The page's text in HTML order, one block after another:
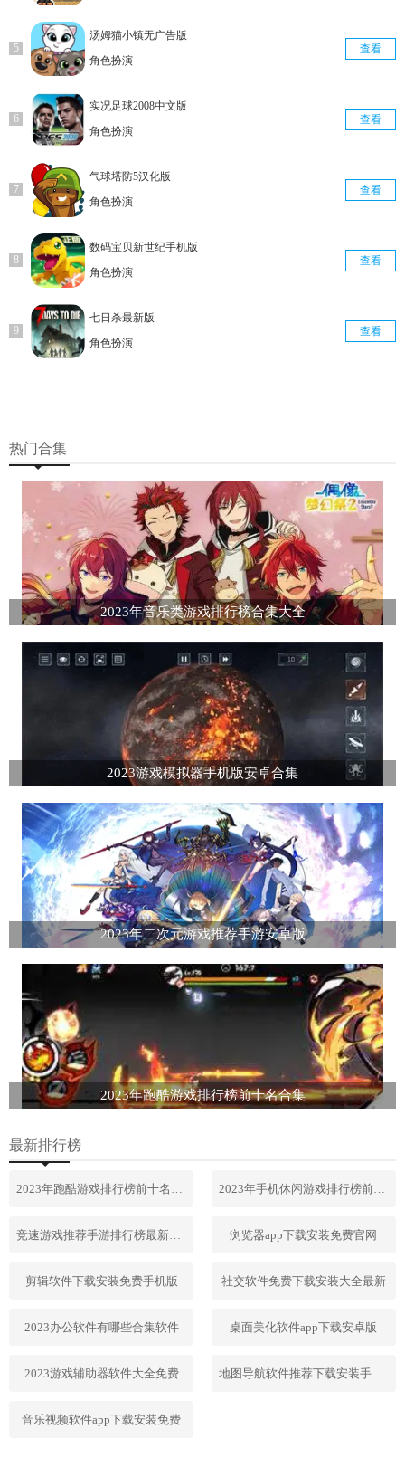
汤姆猫小镇无广告版
角色扮演
查看
实况足球2008中文版
角色扮演
查看
气球塔防5汉化版
角色扮演
查看
数码宝贝新世纪手机版
角色扮演
查看
七日杀最新版
角色扮演
查看
热门合集
2023年音乐类游戏排行榜合集大全
2023游戏模拟器手机版安卓合集
2023年二次元游戏推荐手游安卓版
2023年跑酷游戏排行榜前十名合集
最新排行榜
2023年手机休闲游戏排行榜前十名
浏览器app下载安装免费官网
剪辑软件下载安装免费手机版 社交软件免费下载安装大全最新
2023办公软件有哪些合集软件 桌面美化软件app下载安卓版
2023游戏辅助器软件大全免费 地图导航软件推荐下载安装手机版
音乐视频软件app下载安装免费